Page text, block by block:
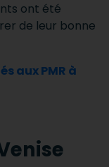
ont été
de leur bonne
aux PMR à